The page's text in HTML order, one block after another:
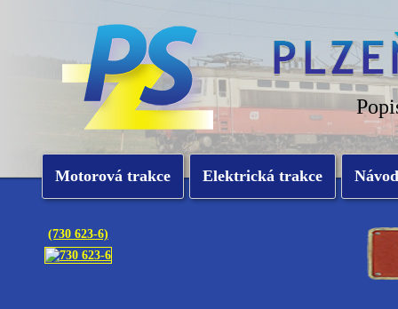
Motorová trakce Elektrická trakce
(730 623-6)